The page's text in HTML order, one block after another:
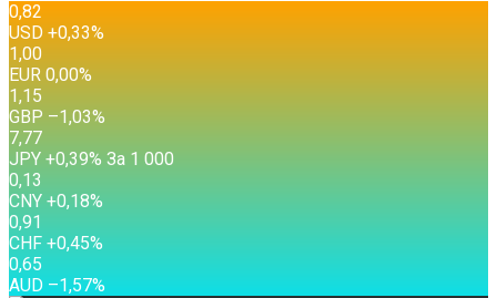
0,82
USD +0,33%
1,00
EUR 0,00%
1,15
GBP –1,03%
7,77
JPY +0,39% За 1 000
0,13
CNY +0,18%
0,91
CHF +0,45%
0,65
AUD –1,57%